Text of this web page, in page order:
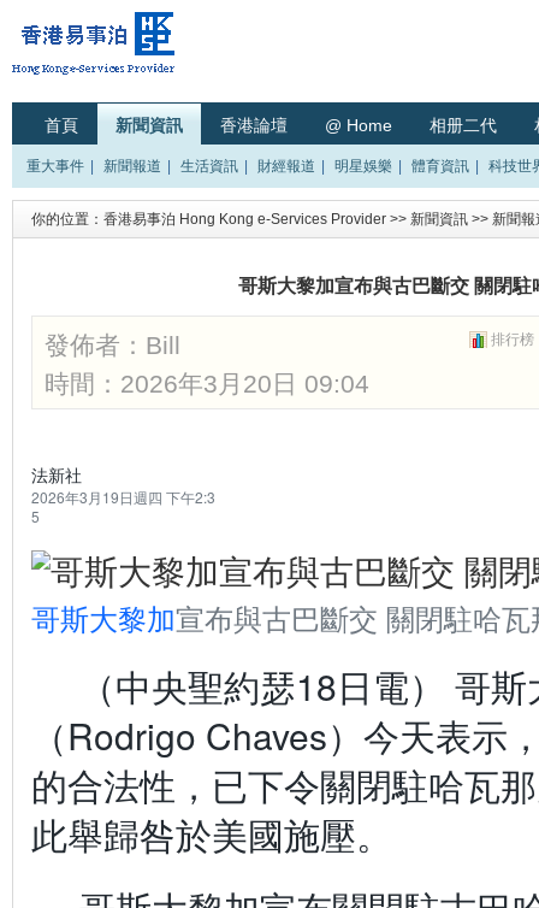
首頁 新聞資訊 香港論壇 @ Home 相册二代
重大事件 新聞報道 生活資訊 財經報道 明星娛樂 體育資訊 科技世
你的位置： 香港易事泊 Hong Kong e-Services Provider >> 新聞資訊 >> 新聞報
哥斯大黎加宣布與古巴斷交 關閉駐
排行榜
發佈者： Bill
時間：2026年3月20日 09:04
法新社
2026年3月19日週四 下午2:3
5
哥斯大黎加宣布與古巴斷交 關閉駐哈
（中央聖約瑟18日電） 哥
（Rodrigo Chaves）今天表示
的合法性，已下令關閉駐哈瓦
此舉歸咎於美國施壓。